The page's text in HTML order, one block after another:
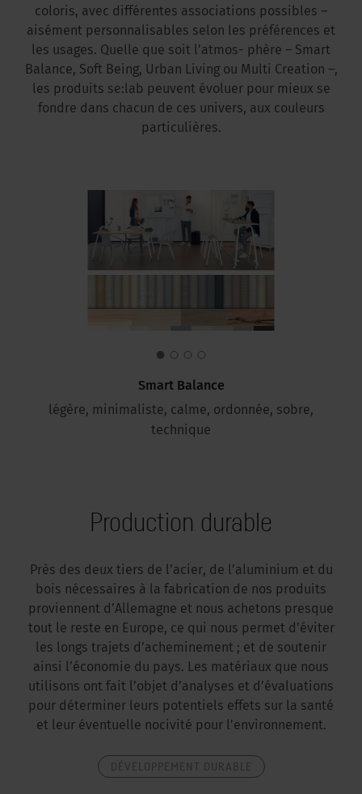
coloris, avec différentes associations possibles –
aisément personnalisables selon les préférences et
les usages. Quelle que soit l’atmos- phère – Smart
Balance, Soft Being, Urban Living ou Multi Creation –,
les produits se:lab peuvent évoluer pour mieux se
fondre dans chacun de ces univers, aux couleurs
particulières.
Smart Balance
légère, minimaliste, calme, ordonnée, sobre,
technique
Production durable
Près des deux tiers de l’acier, de l’aluminium et du
bois nécessaires à la fabrication de nos produits
proviennent d’Allemagne et nous achetons presque
tout le reste en Europe, ce qui nous permet d’éviter
les longs trajets d’acheminement ; et de soutenir
ainsi l’économie du pays. Les matériaux que nous
utilisons ont fait l’objet d’analyses et d’évaluations
pour déterminer leurs potentiels effets sur la santé
et leur éventuelle nocivité pour l’environnement.